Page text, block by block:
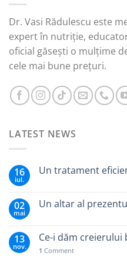
Dr. Vasi Rădulescu este
expert în nutriție,
oficial găsești o mulțime
cele mai bune prețuri.
LATEST NEWS
16
iul.
Un tratament
02
mai
Un altar al
13
nov.
Ce-i dăm creierului
1 Comment